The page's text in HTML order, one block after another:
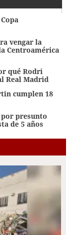
vengar la
Centroamérica
qué Rodri
Real Madrid
cumplen 18
presunto
de 5 años